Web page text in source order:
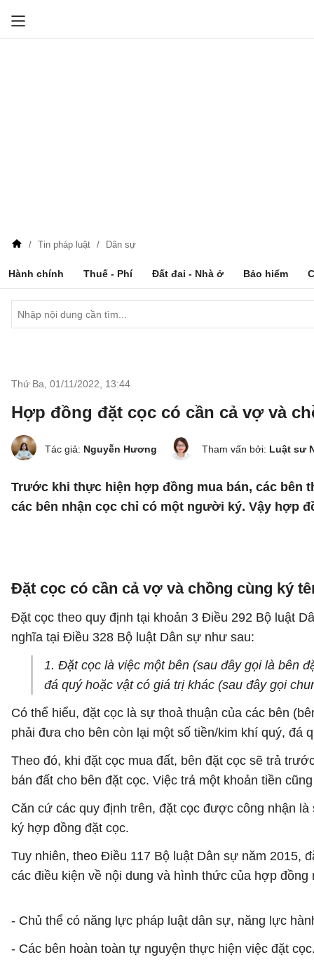
Tin pháp luật Dân sự
Hành chính Thuế - Phí Đất đai - Nhà ở Bảo hiểm
Thứ Ba, 01/11/2022 13:44
Hợp đồng đặt cọc có cần cả vợ và
Tác giả: Nguyễn Hương Tham vấn bởi: Luật sư
Trước khi thực hiện hợp đồng mua bán, các bên
các bên nhận cọc chỉ có một người ký. Vậy hợp
Đặt cọc có cần cả vợ và chồng cùng ký
Đặt cọc theo quy định tại khoản 3 Điều 292 Bộ luật
nghĩa tại Điều 328 Bộ luật Dân sự như sau:
1. Đặt cọc là việc một bên (sau đây gọi là bên
đá quý hoặc vật có giá trị khác (sau đây gọi
Có thể hiểu, đặt cọc là sự thoả thuận của các bên
phải đưa cho bên còn lại một số tiền/kim khí quý, đá
Theo đó, khi đặt cọc mua đất, bên đặt cọc sẽ trả
bán đất cho bên đặt cọc. Việc trả một khoản tiền
Căn cứ các quy định trên, đặt cọc được công nhận
ký hợp đồng đặt cọc.
Tuy nhiên, theo Điều 117 Bộ luật Dân sự năm 2015,
các điều kiện về nội dung và hình thức của hợp đồng
- Chủ thể có năng lực pháp luật dân sự, năng lực
- Các bên hoàn toàn tự nguyện thực hiện việc đặt